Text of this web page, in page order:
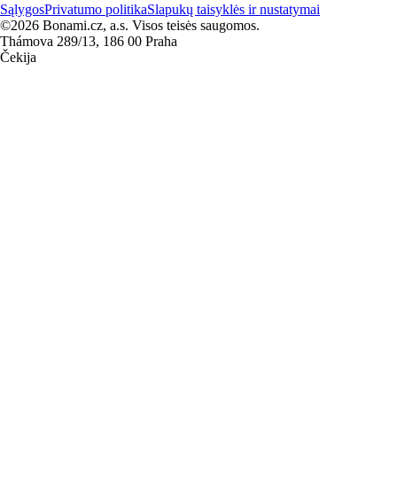
SąlygosPrivatumo politikaSlapukų taisyklės ir nustatymai
©2026 Bonami.cz, a.s. Visos teisės saugomos.
Thámova 289/13, 186 00 Praha
Čekija